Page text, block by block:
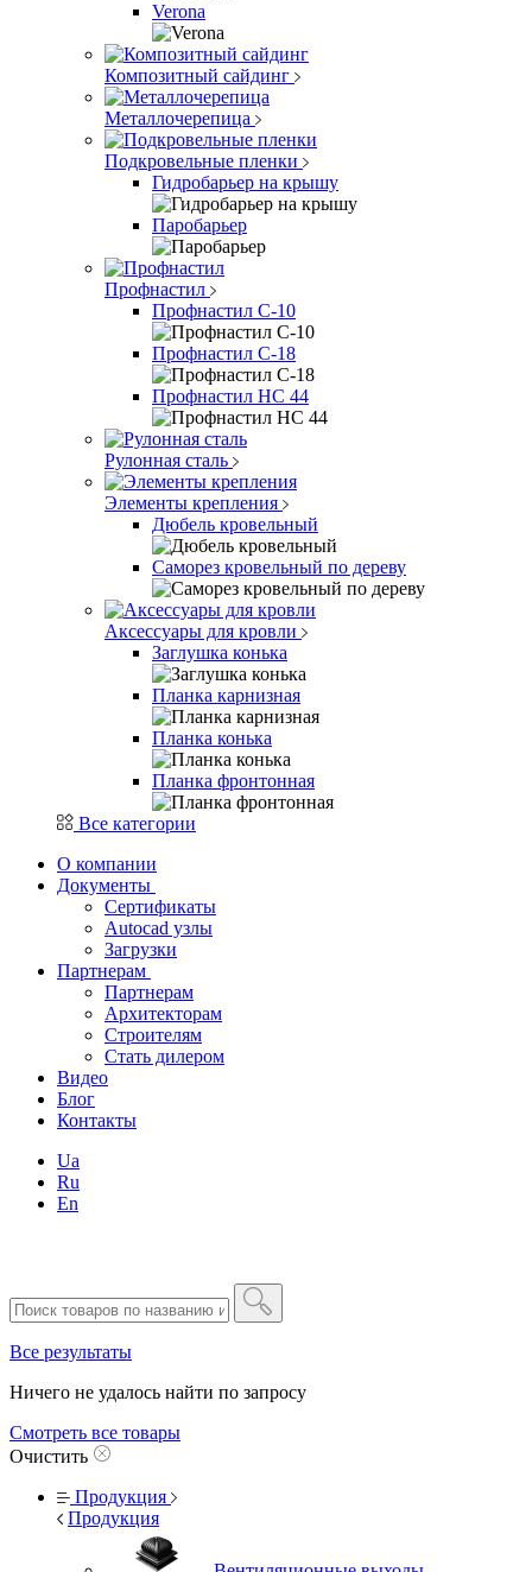
Verona
Композитный сайдинг
Металлочерепица
Подкровельные пленки
Гидробарьер на крышу
Паробарьер
Профнастил
Профнастил С-10
Профнастил С-18
Профнастил НС 44
Рулонная сталь
Элементы крепления
Дюбель кровельный
Саморез кровельный по дереву
Аксессуары для кровли
Заглушка конька
Планка карнизная
Планка конька
Планка фронтонная
Все категории
О компании
Документы
Сертификаты
Autocad узлы
Загрузки
Партнерам
Партнерам
Архитекторам
Строителям
Стать дилером
Видео
Блог
Контакты
Ua
Ru
En
Все результаты
Ничего не удалось найти по запросу
Смотреть все товары
Очистить
Продукция
Продукция